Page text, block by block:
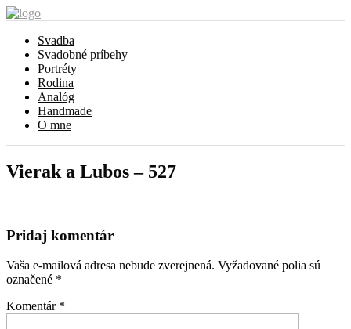
Svadba
Svadobné príbehy
Portréty
Rodina
Analóg
Handmade
O mne
Vierak a Lubos – 527
Pridaj komentár
Vaša e-mailová adresa nebude zverejnená. Vyžadované polia sú
označené *
Komentár *